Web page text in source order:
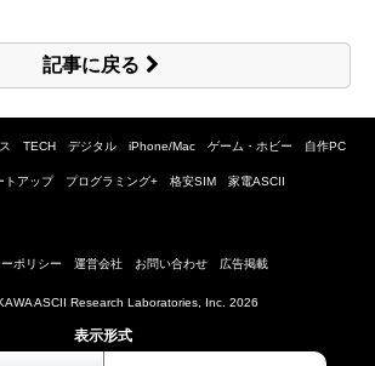
記事に戻る
TECH デジタル iPhone/Mac ゲーム・ホビー 自作PC
トアップ プログラミング+ 格安SIM 家電ASCII
ポリシー 運営会社 お問い合わせ 広告掲載
ASCII Research Laboratories, Inc. 2026
表示形式